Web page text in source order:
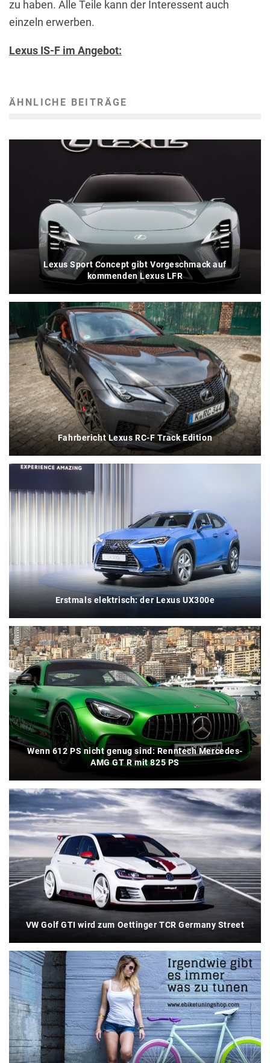
zu haben. Alle Teile kann der Interessent auch
einzeln erwerben.
Lexus IS-F im Angebot:
ÄHNLICHE BEITRÄGE
Lexus Sport Concept gibt Vorgeschmack auf
kommenden Lexus LFR
Fahrbericht Lexus RC-F Track Edition
Erstmals elektrisch: der Lexus UX300e
Wenn 612 PS nicht genug sind: Renntech Mercedes-
AMG GT R mit 825 PS
VW Golf GTI wird zum Oettinger TCR Germany Street